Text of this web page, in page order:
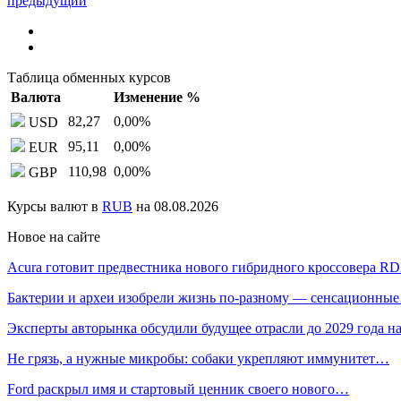
Таблица обменных курсов
Валюта
Изменение %
USD
82,27 0,00%
EUR
95,11 0,00%
GBP
110,98 0,00%
Курсы валют в RUB на 08.08.2026
Новое на сайте
Acura готовит предвестника нового гибридного кроссовера
Бактерии и археи изобрели жизнь по-разному —
Эксперты авторынка обсудили будущее отрасли до 2029 года
Не грязь, а нужные микробы: собаки укрепляют иммунитет…
Ford раскрыл имя и стартовый ценник своего нового…